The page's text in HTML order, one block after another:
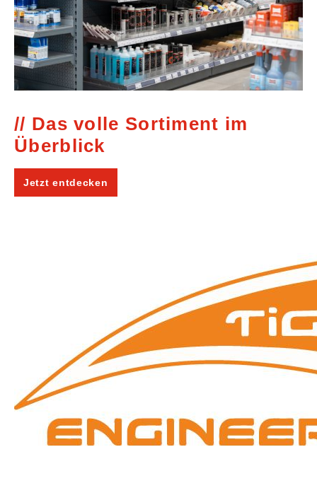
Das volle Sortiment im
Überblick
Jetzt entdecken